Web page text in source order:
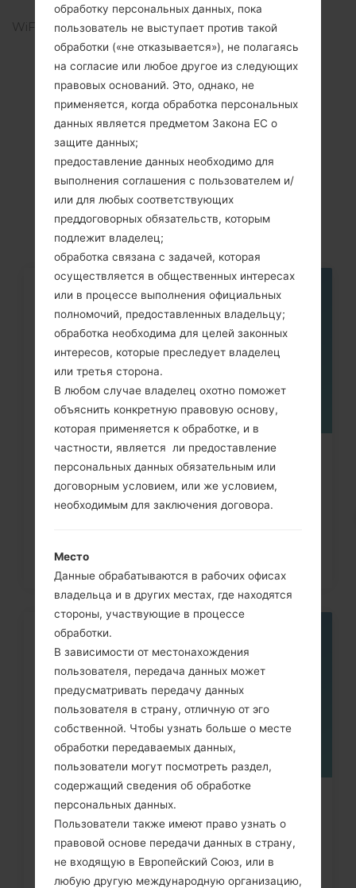
реверсивный разъем
WiFi
Wi-Fi 802.11 a/b/g/n/ac,
dual-band, Wi-Fi Direct,
DLNA, hotspot
Cтатьи
LGH791N(LGH791N)
akaLG Nexus 5X
Как сделать Аппаратный сброс на
LG G3, G4, G5, G7 и...
Как удалить все данные с
телефона через код на LG G3,...
обработку персональных данных, пока
пользователь не выступает против такой
обработки («не отказывается»), не полагаясь
на согласие или любое другое из следующих
правовых оснований. Это, однако, не
применяется, когда обработка персональных
данных является предметом Закона ЕС о
защите данных;
предоставление данных необходимо для
выполнения соглашения с пользователем и/
или для любых соответствующих
преддоговорных обязательств, которым
подлежит владелец;
обработка связана с задачей, которая
осуществляется в общественных интересах
или в процессе выполнения официальных
полномочий, предоставленных владельцу;
обработка необходима для целей законных
интересов, которые преследует владелец
или третья сторона.
В любом случае владелец охотно поможет
объяснить конкретную правовую основу,
которая применяется к обработке, и в
частности, является ли предоставление
персональных данных обязательным или
договорным условием, или же условием,
необходимым для заключения договора.
Место
Данные обрабатываются в рабочих офисах
владельца и в других местах, где находятся
стороны, участвующие в процессе
обработки.
В зависимости от местонахождения
пользователя, передача данных может
предусматривать передачу данных
пользователя в страну, отличную от эго
собственной. Чтобы узнать больше о месте
обработки передаваемых данных,
пользователи могут посмотреть раздел,
содержащий сведения об обработке
персональных данных.
Пользователи также имеют право узнать о
правовой основе передачи данных в страну,
не входящую в Европейский Союз, или в
любую другую международную организацию,